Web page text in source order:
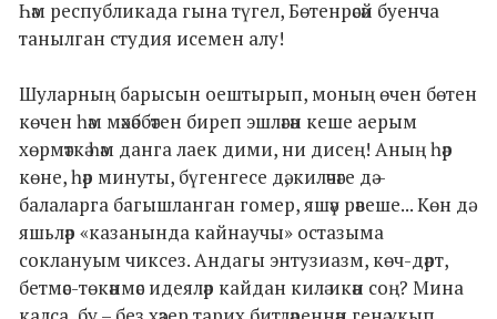
Һәм республикада гына түгел, Бөтенрәсәй буенча
танылган студия исемен алу!
Шуларның барысын оештырып, моның өчен бөтен
көчен һәм мәхәббәтен биреп эшләгән кеше аерым
хөрмәткә һәм данга лаек дими, ни дисең! Аның һәр
көне, һәр минуты, бүгенгесе дә, киләчәге дә –
балаларга багышланган гомер, яшәү рәвеше... Көн дә
яшьләр «казанында кайнаучы» остазыма
соклануым чиксез. Андагы энтузиазм, көч-дәрт,
бетмәс-төкәнмәс идеяләр кайдан килә икән соң? Мина